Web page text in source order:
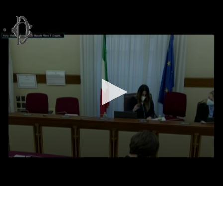
WebTV Camera dei Deputati
Contenuto
Fine contenuto
Vai al contenuto principale Vai al menu di navigazione